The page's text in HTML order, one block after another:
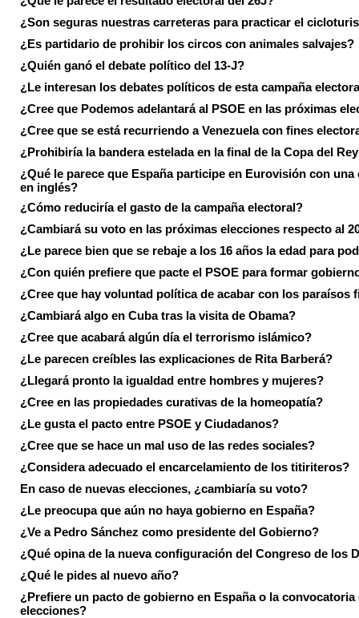
¿Son seguras nuestras carreteras para practicar el
¿Es partidario de prohibir los circos con animales salvajes?
¿Quién ganó el debate político del 13-J?
¿Le interesan los debates políticos de esta campaña
¿Cree que Podemos adelantará al PSOE en las próximas
¿Cree que se está recurriendo a Venezuela con fines
¿Prohibiría la bandera estelada en la final de la Copa del
¿Qué le parece que España participe en Eurovisión con una
en inglés?
¿Cómo reduciría el gasto de la campaña electoral?
¿Cambiará su voto en las próximas elecciones respecto al
¿Le parece bien que se rebaje a los 16 años la edad para
¿Con quién prefiere que pacte el PSOE para formar
¿Cree que hay voluntad política de acabar con los paraísos
¿Cambiará algo en Cuba tras la visita de Obama?
¿Cree que acabará algún día el terrorismo islámico?
¿Le parecen creíbles las explicaciones de Rita Barberá?
¿Llegará pronto la igualdad entre hombres y mujeres?
¿Cree en las propiedades curativas de la homeopatía?
¿Le gusta el pacto entre PSOE y Ciudadanos?
¿Cree que se hace un mal uso de las redes sociales?
¿Considera adecuado el encarcelamiento de los titiriteros?
En caso de nuevas elecciones, ¿cambiaría su voto?
¿Le preocupa que aún no haya gobierno en España?
¿Ve a Pedro Sánchez como presidente del Gobierno?
¿Qué opina de la nueva configuración del Congreso de los
¿Qué le pides al nuevo año?
¿Prefiere un pacto de gobierno en España o la convocatoria
elecciones?